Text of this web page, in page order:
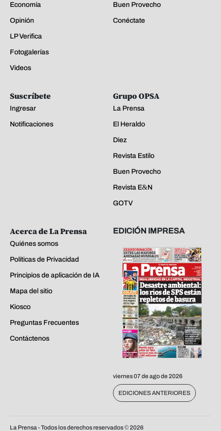
Economía
Opinión
LP Verifica
Fotogalerías
Videos
Buen Provecho
Conéctate
Suscríbete
Ingresar
Notificaciones
Grupo OPSA
La Prensa
El Heraldo
Diez
Revista Estilo
Buen Provecho
Revista E&N
GOTV
Acerca de La Prensa
Quiénes somos
Políticas de Privacidad
Principios de aplicación de IA
Mapa del sitio
Kiosco
Preguntas Frecuentes
Contáctenos
EDICIÓN IMPRESA
viernes 07 de ago de 2026
EDICIONES ANTERIORES
La Prensa - Todos los derechos reservados ©2026